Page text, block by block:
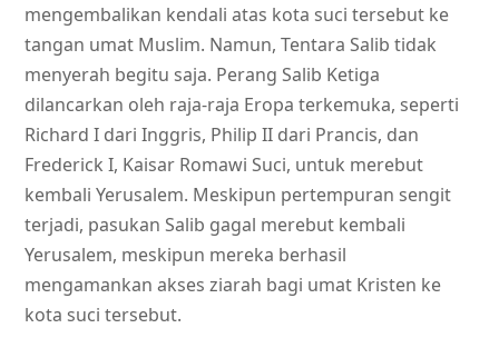
mengembalikan kendali atas kota suci tersebut ke
tangan umat Muslim. Namun, Tentara Salib tidak
menyerah begitu saja. Perang Salib Ketiga
dilancarkan oleh raja-raja Eropa terkemuka, seperti
Richard I dari Inggris, Philip II dari Prancis, dan
Frederick I, Kaisar Romawi Suci, untuk merebut
kembali Yerusalem. Meskipun pertempuran sengit
terjadi, pasukan Salib gagal merebut kembali
Yerusalem, meskipun mereka berhasil
mengamankan akses ziarah bagi umat Kristen ke
kota suci tersebut.